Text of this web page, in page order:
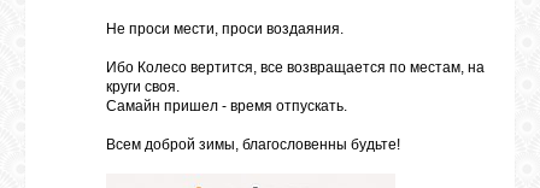
Не проси мести, проси воздаяния.
Ибо Колесо вертится, все возвращается по местам, на
круги своя.
Самайн пришел - время отпускать.
Всем доброй зимы, благословенны будьте!